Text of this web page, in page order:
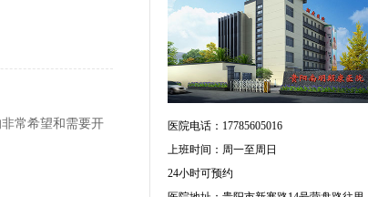
常希望和需要开
医院电话：17785605016
上班时间：周一至周日
24小时可预约